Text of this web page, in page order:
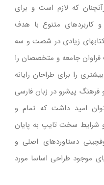
که لازم است و برای
و کاربردهای متنوع با هدف
کتابهای زیادی در شصت و سه
جامعه و متخصصان را
را برای طراحان رایانه
پیشرو در زبان فارسی
امید داشت که تمام و
و شرایط سخت تایپ به پایان
دستاوردهای اصلی و
موجود طراحی اساسا مورد